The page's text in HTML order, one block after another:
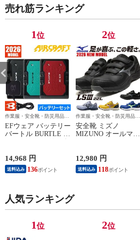
作業服 作業ズボ
ン ジーンズ メン
ーク マン 通年
オールシーズン
USD402
作業服 作業ズボ
ン ジーンズ メン
ーク マン 通年
オールシーズン
USD402
売れ筋ランキング
1位
作業服・安全靴・防災用品な
ら作業用品専門店のまもる君
EFウェア バッテリー
バートル BURTLE エ
2026年モデル AC10
作業着 作業服 春夏
14,968 円
送料込み 136
2位
作業服・安全靴・防災用品な
ら作業用品専門店のまもる君
安全靴 ミズノ
MIZUNO オールマイ
F1GA260109、
F1GA260125、
F1GA260127、
12,980 円
送料込み 118
人気ランキング
1位 2位